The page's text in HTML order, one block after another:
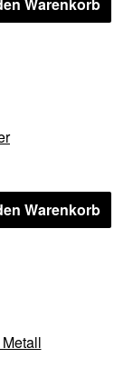
Warenkorb